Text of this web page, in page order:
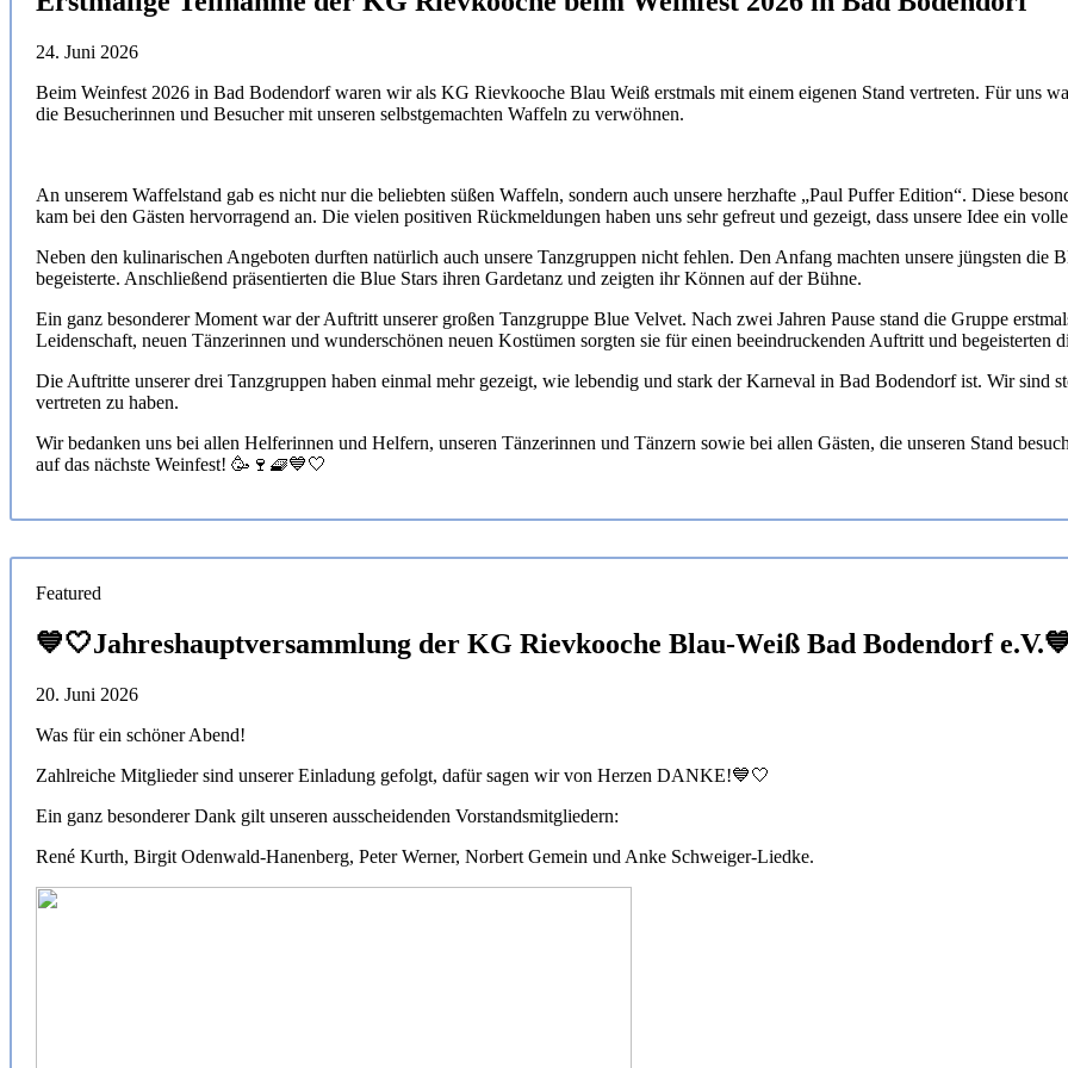
24. Juni 2026
Beim Weinfest 2026 in Bad Bodendorf waren wir als KG Rievkooche Blau Weiß erstmals mit einem eigenen Stand vertreten. Für uns
die Besucherinnen und Besucher mit unseren selbstgemachten Waffeln zu verwöhnen.
An unserem Waffelstand gab es nicht nur die beliebten süßen Waffeln, sondern auch unsere herzhafte „Paul Puffer Edition“. Diese
kam bei den Gästen hervorragend an. Die vielen positiven Rückmeldungen haben uns sehr gefreut und gezeigt, dass unsere Idee ein
Neben den kulinarischen Angeboten durften natürlich auch unsere Tanzgruppen nicht fehlen. Den Anfang machten unsere jüngsten
begeisterte. Anschließend präsentierten die Blue Stars ihren Gardetanz und zeigten ihr Können auf der Bühne.
Ein ganz besonderer Moment war der Auftritt unserer großen Tanzgruppe Blue Velvet. Nach zwei Jahren Pause stand die Gruppe
Leidenschaft, neuen Tänzerinnen und wunderschönen neuen Kostümen sorgten sie für einen beeindruckenden Auftritt und begeisterten
Die Auftritte unserer drei Tanzgruppen haben einmal mehr gezeigt, wie lebendig und stark der Karneval in Bad Bodendorf ist. Wir sind
vertreten zu haben.
Wir bedanken uns bei allen Helferinnen und Helfern, unseren Tänzerinnen und Tänzern sowie bei allen Gästen, die unseren Stand
auf das nächste Weinfest! 🥳🍷🧇💙🤍
Featured
💙🤍Jahreshauptversammlung der KG Rievkooche Blau-Weiß Bad Bodendorf
20. Juni 2026
Was für ein schöner Abend!
Zahlreiche Mitglieder sind unserer Einladung gefolgt, dafür sagen wir von Herzen DANKE!💙🤍
Ein ganz besonderer Dank gilt unseren ausscheidenden Vorstandsmitgliedern:
René Kurth, Birgit Odenwald-Hanenberg, Peter Werner, Norbert Gemein und Anke Schweiger-Liedke.